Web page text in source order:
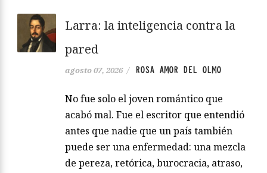
Larra: la inteligencia contra la
pared
agosto 07, 2026 / ROSA AMOR DEL OLMO
No fue solo el joven romántico que
acabó mal. Fue el escritor que entendió
antes que nadie que un país también
puede ser una enfermedad: una mezcla
de pereza, retórica, burocracia, atraso,